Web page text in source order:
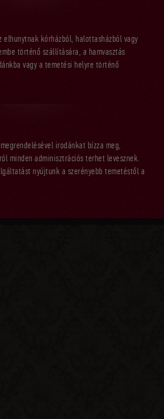
kórházból, halottasházból vagy
történő szállítására, a hamvasztás
vagy a temetési helyre történő
irodánkat bízza meg,
minden adminisztrációs terhet levesznek.
nyújtunk a szerényebb temetéstől a